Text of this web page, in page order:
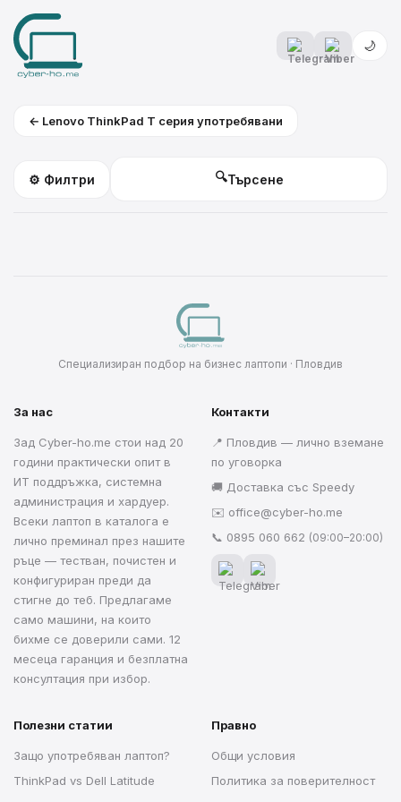
🌙
← Lenovo ThinkPad T серия употребявани
⚙️ Филтри 🔍
Специализиран подбор на бизнес лаптопи · Пловдив
За нас
Зад Cyber-ho.me стои над 20
години практически опит в
ИТ поддръжка, системна
администрация и хардуер.
Всеки лаптоп в каталога е
лично преминал през нашите
ръце — тестван, почистен и
конфигуриран преди да
стигне до теб. Предлагаме
само машини, на които
бихме се доверили сами. 12
месеца гаранция и безплатна
консултация при избор.
Контакти
📍 Пловдив — лично вземане
по уговорка
🚚 Доставка със Speedy
✉️ office@cyber-ho.me
📞 0895 060 662 (09:00–20:00)
Полезни статии
Защо употребяван лаптоп?
ThinkPad vs Dell Latitude
Правно
Общи условия
Политика за поверителност